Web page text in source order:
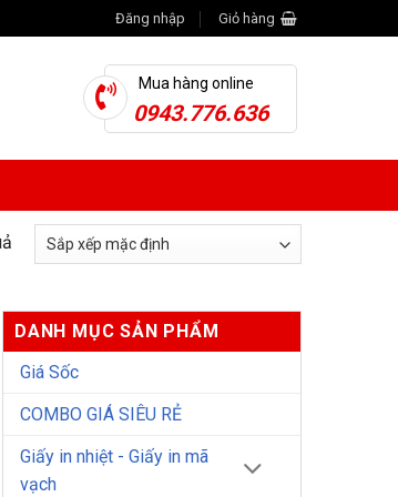
Đăng nhập Giỏ hàng
Mua hàng online
0943.776.636
DANH MỤC SẢN PHẨM
Giá Sốc
COMBO GIÁ SIÊU RẺ
Giấy in nhiệt - Giấy in mã
vạch